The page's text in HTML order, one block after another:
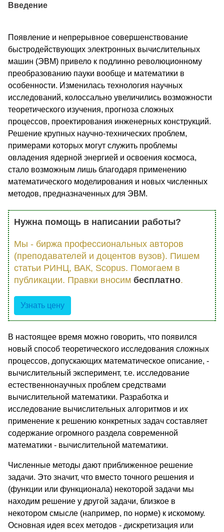
Введение
Появление и непрерывное совершенствование
быстродействующих электронных вычислительных
машин (ЭВМ) привело к подлинно революционному
преобразованию пауки вообще и математики в
особенности. Изменилась технология научных
исследований, колоссально увеличились возможности
теоретического изучения, прогноза сложных
процессов, проектирования инженерных конструкций.
Решение крупных научно-технических проблем,
примерами которых могут служить проблемы
овладения ядерной энергией и освоения космоса,
стало возможным лишь благодаря применению
математического моделирования и новых численных
методов, предназначенных для ЭВМ.
Нужна помощь в написании работы?
Мы - биржа профессиональных авторов
(преподавателей и доцентов вузов). Пишем
статьи РИНЦ, ВАК, Scopus. Помогаем в
публикации. Правки вносим бесплатно.
Узнать цену
В настоящее время можно говорить, что появился
новый способ теоретического исследования сложных
процессов, допускающих математическое описание, -
вычислительный эксперимент, т.е. исследование
естественнонаучных проблем средствами
вычислительной математики. Разработка и
исследование вычислительных алгоритмов и их
применение к решению конкретных задач составляет
содержание огромного раздела современной
математики - вычислительной математики.
Численные методы дают приближенное решение
задачи. Это значит, что вместо точного решения и
(функции или функционала) некоторой задачи мы
находим решение у другой задачи, близкое в
некотором смысле (например, по норме) к искомому.
Основная идея всех методов - дискретизация или